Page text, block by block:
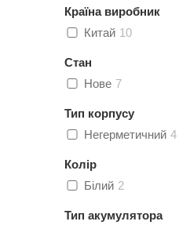
Країна виробник
Китай 10
Стан
Нове 7
Тип корпусу
Негерметичний 4
Колір
Білий 2
Тип акумулятора